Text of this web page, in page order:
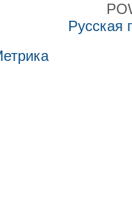
Русская